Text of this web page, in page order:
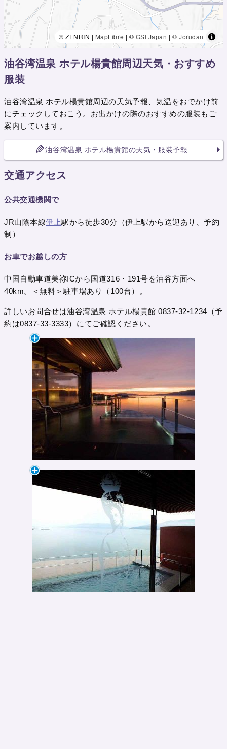
© ZENRIN | MapLibre | © GSI Japan |© Jorudan
油谷湾温泉 ホテル楊貴館周辺天気・おすすめ
服装
油谷湾温泉 ホテル楊貴館周辺の天気予報、気温をおでかけ前
にチェックしておこう。お出かけの際のおすすめの服装もご
案内しています。
油谷湾温泉 ホテル楊貴館の天気・服装予報
交通アクセス
公共交通機関で
JR山陰本線伊上駅から徒歩30分（伊上駅から送迎あり、予約
制）
お車でお越しの方
中国自動車道美祢ICから国道316・191号を油谷方面へ
40km。＜無料＞駐車場あり（100台）。
詳しいお問合せは油谷湾温泉 ホテル楊貴館 0837-32-1234（予
約は0837-33-3333）にてご確認ください。